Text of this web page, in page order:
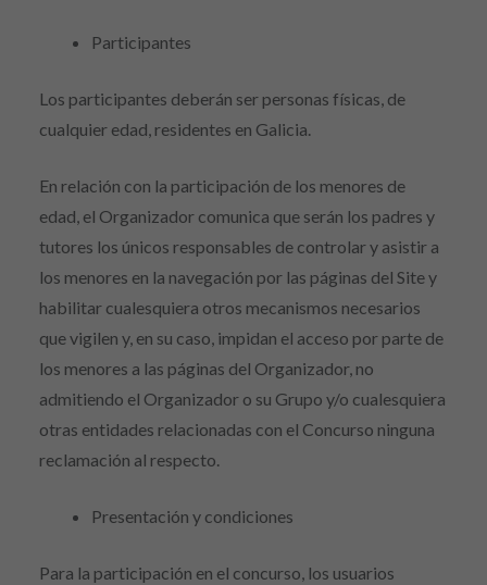
Participantes
Los participantes deberán ser personas físicas, de
cualquier edad, residentes en Galicia.
En relación con la participación de los menores de
edad, el Organizador comunica que serán los padres y
tutores los únicos responsables de controlar y asistir a
los menores en la navegación por las páginas del Site y
habilitar cualesquiera otros mecanismos necesarios
que vigilen y, en su caso, impidan el acceso por parte de
los menores a las páginas del Organizador, no
admitiendo el Organizador o su Grupo y/o cualesquiera
otras entidades relacionadas con el Concurso ninguna
reclamación al respecto.
Presentación y condiciones
Para la participación en el concurso, los usuarios